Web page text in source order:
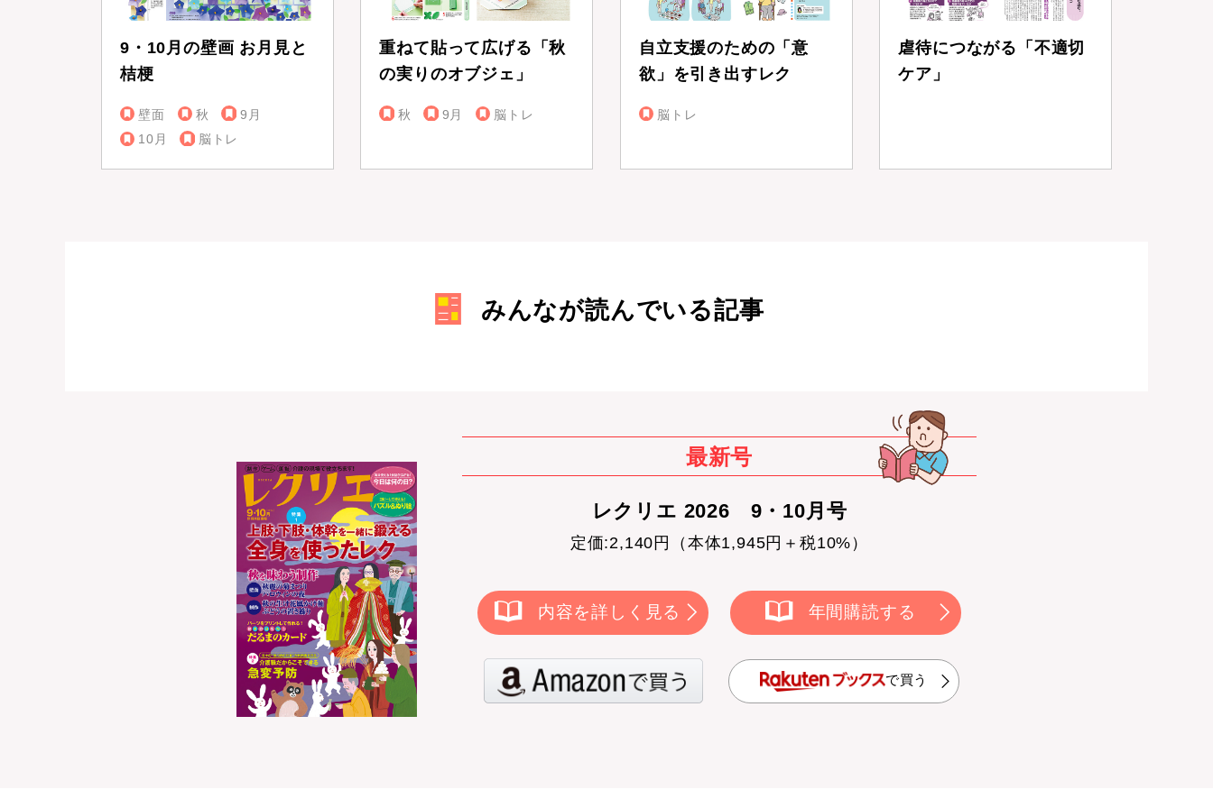
9・10月の壁画 お月見と
桔梗
壁面 秋
9月
10月
脳トレ
重ねて貼って広げる「秋
の実りのオブジェ」
秋 9月 脳トレ
自立支援のための「意
欲」を引き出すレク
脳トレ
虐待につながる「不適切
ケア」
みんなが読んでいる記事
最新号
レクリエ 2026 9・10月号
定価:2,140円（本体1,945円＋税10%）
内容を詳しく見る 年間購読する
で買う